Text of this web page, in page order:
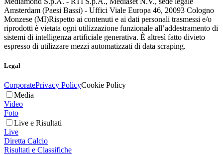
Amsterdam (Paesi Bassi) - Uffici Viale Europa 46, 20093 Cologno
Monzese (MI)Rispetto ai contenuti e ai dati personali trasmessi e/o
riprodotti è vietata ogni utilizzazione funzionale all’addestramento di
sistemi di intelligenza artificiale generativa. È altresì fatto divieto
espresso di utilizzare mezzi automatizzati di data scraping.
Legal
CorporatePrivacy PolicyCookie Policy
Media
Video
Foto
Live e Risultati
Live
Diretta Calcio
Risultati e Classifiche